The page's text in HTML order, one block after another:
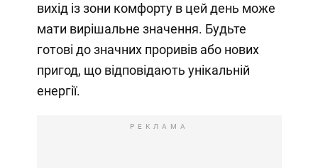
вихід із зони комфорту в цей день може
мати вирішальне значення. Будьте
готові до значних проривів або нових
пригод, що відповідають унікальній
енергії.
РЕКЛАМА